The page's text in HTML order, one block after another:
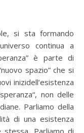
continua a
è parte di
spazio” che si
inizidell’esistenza
non delle
Parliamo della
di una esistenza
stessa. Parliamo di